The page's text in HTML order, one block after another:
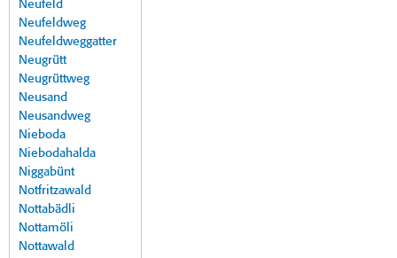
Neufeld
Neufeldweg
Neufeldweggatter
Neugrütt
Neugrüttweg
Neusand
Neusandweg
Nieboda
Niebodahalda
Niggabünt
Notfritzawald
Nottabädli
Nottamöli
Nottawald